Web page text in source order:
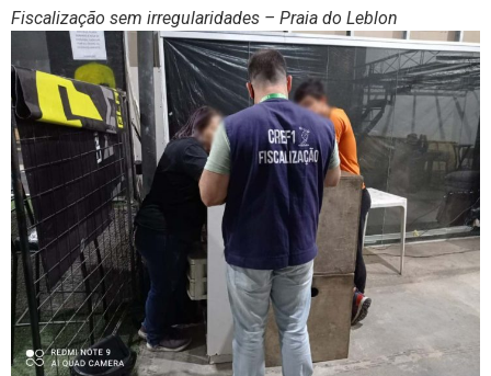
Fiscalização sem irregularidades – Praia do Leblon